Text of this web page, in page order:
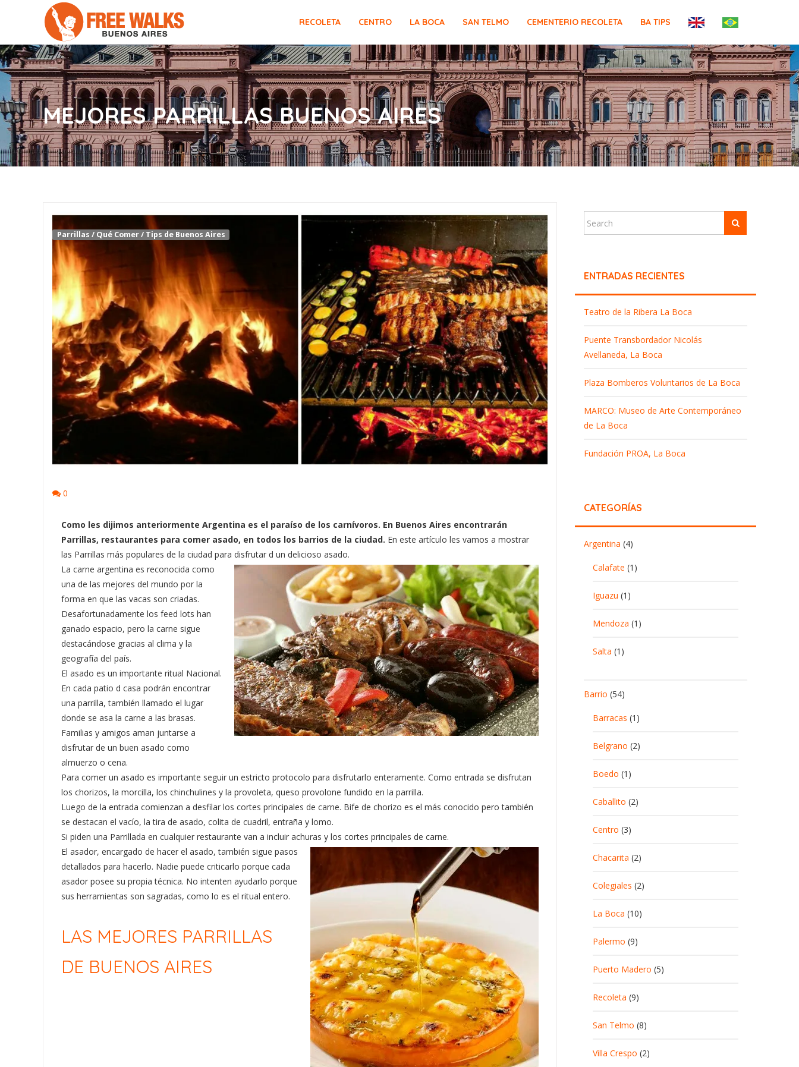
RECOLETA CENTRO LA BOCA SAN TELMO CEMENTERIO RECOLETA BA TIPS
MEJORES PARRILLAS BUENOS AIRES
Parrillas / Qué Comer/ Tips de Buenos Aires
0
Como les dijimos anteriormente Argentina es el paraíso de los carnívoros. En Buenos Aires encontrarán
Parrillas, restaurantes para comer asado, en todos los barrios de la ciudad. En este artículo les vamos a mostrar
las Parrillas más populares de la ciudad para disfrutar d un delicioso asado.
La carne argentina es reconocida como
una de las mejores del mundo por la
forma en que las vacas son criadas.
Desafortunadamente los feed lots han
ganado espacio, pero la carne sigue
destacándose gracias al clima y la
geografía del país.
El asado es un importante ritual Nacional.
En cada patio d casa podrán encontrar
una parrilla, también llamado el lugar
donde se asa la carne a las brasas.
Familias y amigos aman juntarse a
disfrutar de un buen asado como
almuerzo o cena.
Para comer un asado es importante seguir un estricto protocolo para disfrutarlo enteramente. Como entrada se disfrutan
los chorizos, la morcilla, los chinchulines y la provoleta, queso provolone fundido en la parrilla.
Luego de la entrada comienzan a desfilar los cortes principales de carne. Bife de chorizo es el más conocido pero también
se destacan el vacío, la tira de asado, colita de cuadril, entraña y lomo.
Si piden una Parrillada en cualquier restaurante van a incluir achuras y los cortes principales de carne.
El asador, encargado de hacer el asado, también sigue pasos
detallados para hacerlo. Nadie puede criticarlo porque cada
asador posee su propia técnica. No intenten ayudarlo porque
sus herramientas son sagradas, como lo es el ritual entero.
LAS MEJORES PARRILLAS
DE BUENOS AIRES
ENTRADAS RECIENTES
Teatro de la Ribera La Boca
Puente Transbordador Nicolás
Avellaneda, La Boca
Plaza Bomberos Voluntarios de La Boca
MARCO: Museo de Arte Contemporáneo
de La Boca
Fundación PROA, La Boca
CATEGORÍAS
Argentina (4)
Calafate (1)
Iguazu (1)
Mendoza (1)
Salta (1)
Barrio (54)
Barracas (1)
Belgrano (2)
Boedo (1)
Caballito (2)
Centro (3)
Chacarita (2)
Colegiales (2)
La Boca (10)
Palermo (9)
Puerto Madero (5)
Recoleta (9)
San Telmo (8)
Villa Crespo (2)